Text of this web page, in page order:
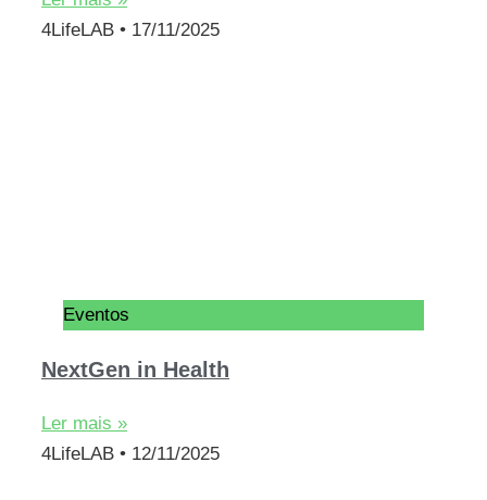
4LifeLAB
17/11/2025
Eventos
NextGen in Health
Ler mais »
4LifeLAB
12/11/2025